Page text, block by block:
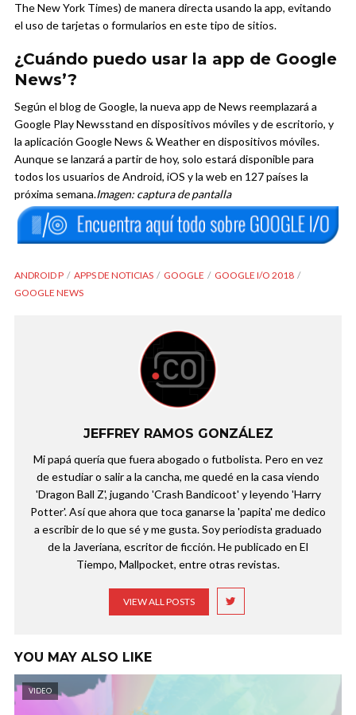
The New York Times) de manera directa usando la app, evitando
el uso de tarjetas o formularios en este tipo de sitios.
¿Cuándo puedo usar la app de Google
News’?
Según el blog de Google, la nueva app de News reemplazará a
Google Play Newsstand en dispositivos móviles y de escritorio, y
la aplicación Google News & Weather en dispositivos móviles.
Aunque se lanzará a partir de hoy, solo estará disponible para
todos los usuarios de Android, iOS y la web en 127 países la
próxima semana.Imagen: captura de pantalla
ANDROID P APPS DE NOTICIAS GOOGLE
GOOGLE I/O 2018
GOOGLE NEWS
JEFFREY RAMOS GONZÁLEZ
Mi papá quería que fuera abogado o futbolista. Pero en vez
de estudiar o salir a la cancha, me quedé en la casa viendo
'Dragon Ball Z', jugando 'Crash Bandicoot' y leyendo 'Harry
Potter'. Así que ahora que toca ganarse la 'papita' me dedico
a escribir de lo que sé y me gusta. Soy periodista graduado
de la Javeriana, escritor de ficción. He publicado en El
Tiempo, Mallpocket, entre otras revistas.
VIEW ALL POSTS
YOU MAY ALSO LIKE
VIDEO